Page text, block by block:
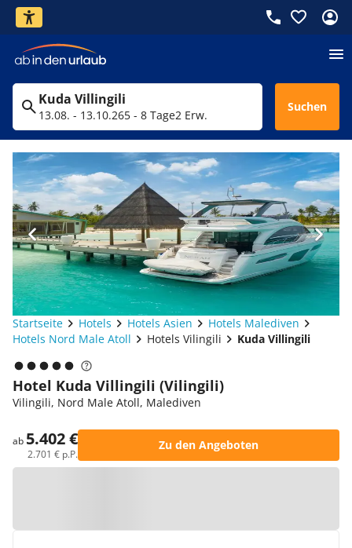
Kuda Villingili
13.08. - 13.10.265 - 8 Tage2 Erw.
Suchen
Startseite Hotels Hotels Asien
Hotels Malediven
Hotels Nord Male Atoll
Hotels Vilingili Kuda Villingili
Hotel Kuda Villingili (Vilingili)
Vilingili, Nord Male Atoll, Malediven
ab 5.402 €
2.701 € p.P.
Zu den Angeboten